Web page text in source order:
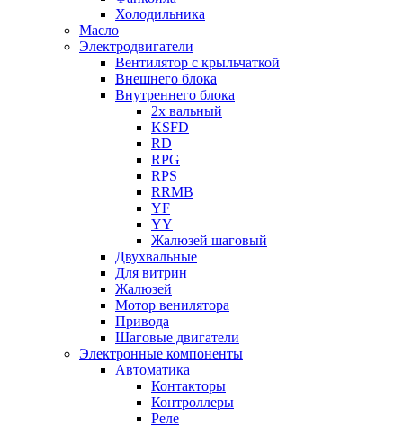
Холодильника
Масло
Электродвигатели
Вентилятор с крыльчаткой
Внешнего блока
Внутреннего блока
2х вальный
KSFD
RD
RPG
RPS
RRMB
YF
YY
Жалюзей шаговый
Двухвальные
Для витрин
Жалюзей
Мотор венилятора
Привода
Шаговые двигатели
Электронные компоненты
Автоматика
Контакторы
Контроллеры
Реле